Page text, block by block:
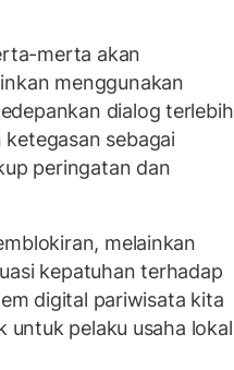
merta akan
menggunakan
dialog terlebih
sebagai
peringatan dan
melainkan
kepatuhan terhadap
digital pariwisata kita
pelaku usaha lokal